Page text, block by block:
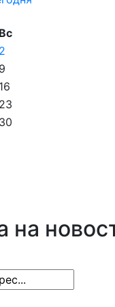
Вс
2
9
16
23
30
на